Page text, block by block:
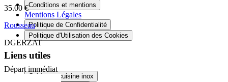
35.00 €
Rousseau
DGERZAT
Départ immédiat
Conditions et mentions
Mentions Légales
Politique de Confidentialité
Politique d'Utilisation des Cookies
Liens utiles
Crédence cuisine inox